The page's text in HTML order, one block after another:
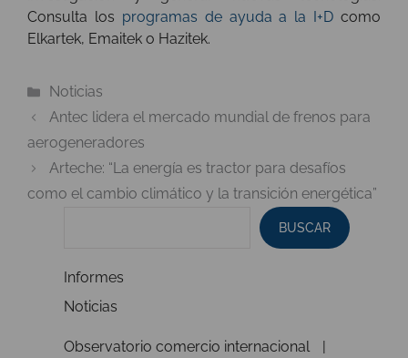
Consulta los programas de ayuda a la I+D como
Elkartek, Emaitek o Hazitek.
Categorías
Noticias
Antec lidera el mercado mundial de frenos para
aerogeneradores
Arteche: “La energía es tractor para desafíos
como el cambio climático y la transición energética”
BUSCAR
Informes
Noticias
Observatorio comercio internacional